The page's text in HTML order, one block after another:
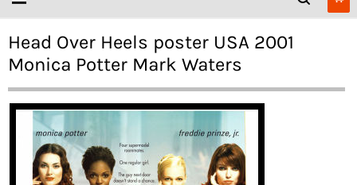
Head Over Heels poster USA 2001
Monica Potter Mark Waters